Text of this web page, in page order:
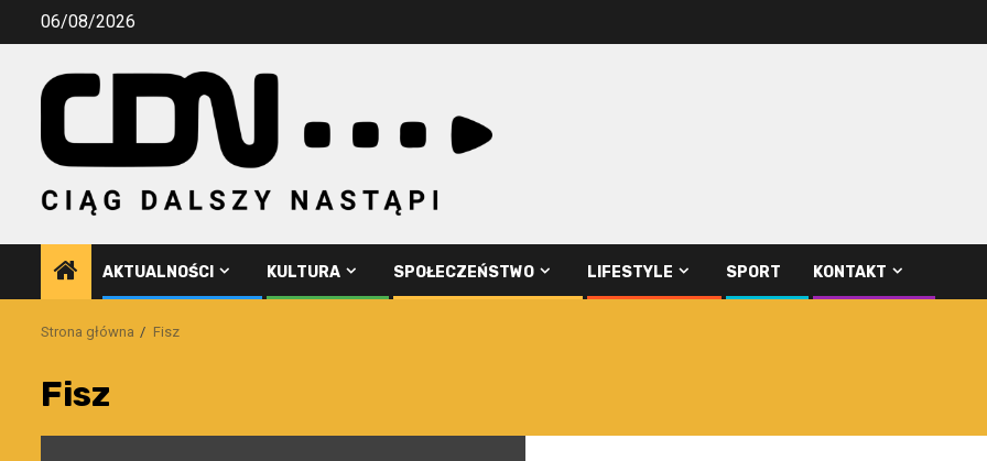
Przejdź06/08/2026
AKTUALNOŚCI KULTURA SPOŁECZEŃSTWO LIFESTYLE SPORT KONTAKT
Strona główna Fisz
Fisz